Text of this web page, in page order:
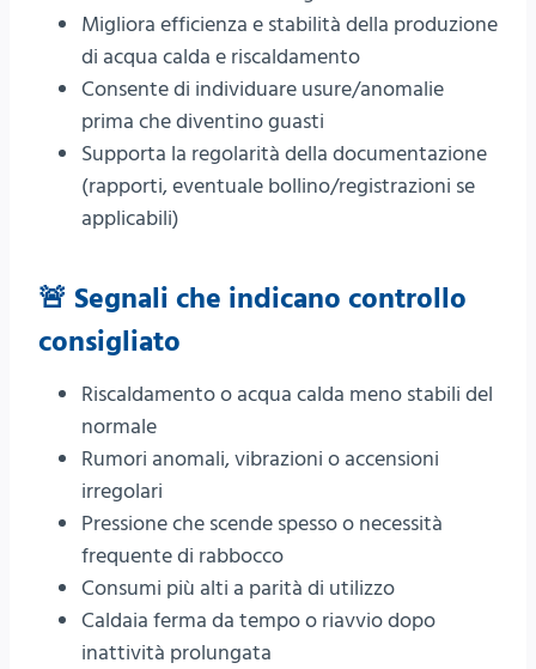
Migliora efficienza e stabilità della produzione
di acqua calda e riscaldamento
Consente di individuare usure/anomalie
prima che diventino guasti
Supporta la regolarità della documentazione
(rapporti, eventuale bollino/registrazioni se
applicabili)
🚨 Segnali che indicano controllo
consigliato
Riscaldamento o acqua calda meno stabili del
normale
Rumori anomali, vibrazioni o accensioni
irregolari
Pressione che scende spesso o necessità
frequente di rabbocco
Consumi più alti a parità di utilizzo
Caldaia ferma da tempo o riavvio dopo
inattività prolungata